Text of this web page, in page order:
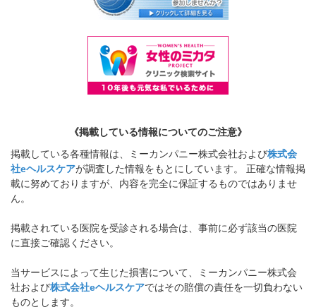
《掲載している情報についてのご注意》
掲載している各種情報は、ミーカンパニー株式会社および株式会
社eヘルスケアが調査した情報をもとにしています。 正確な情報掲
載に努めておりますが、内容を完全に保証するものではありませ
ん。
掲載されている医院を受診される場合は、事前に必ず該当の医院
に直接ご確認ください。
当サービスによって生じた損害について、ミーカンパニー株式会
社および株式会社eヘルスケアではその賠償の責任を一切負わない
ものとします。